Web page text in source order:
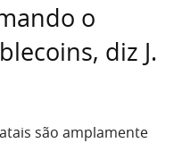
o
diz J.
são amplamente